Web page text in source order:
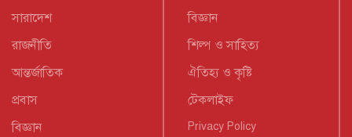
সারাদেশ
রাজনীতি
আন্তর্জাতিক
প্রবাস
বিজ্ঞান
বিজ্ঞান
শিল্প ও সাহিত্য
ঐতিহ্য ও কৃষ্টি
টেকলাইফ
Privacy Policy